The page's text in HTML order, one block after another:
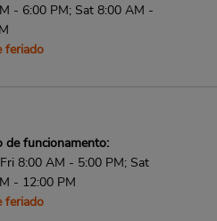
- 6:00 PM; Sat 8:00 AM -
feriado
de funcionamento:
8:00 AM - 5:00 PM; Sat
- 12:00 PM
feriado